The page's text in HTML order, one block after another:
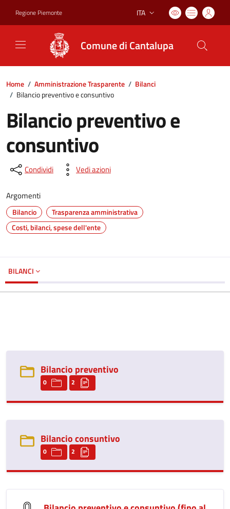
Regione Piemonte Lingua attiva:
ITA
Comune di Cantalupa
Home / Amministrazione Trasparente / Bilanci
/ Bilancio preventivo e consuntivo
Bilancio preventivo e
consuntivo
Condividi Vedi azioni
Argomenti
Bilancio
Trasparenza amministrativa
Costi, bilanci, spese dell'ente
BILANCI
Bilancio preventivo
0 2
Bilancio consuntivo
0 2